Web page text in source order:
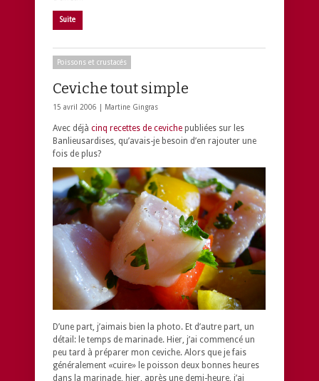
Suite
Poissons et crustacés
Ceviche tout simple
15 avril 2006 | Martine Gingras
Avec déjà cinq recettes de ceviche publiées sur les
Banlieusardises, qu’avais-je besoin d’en rajouter une
fois de plus?
D’une part, j’aimais bien la photo. Et d’autre part, un
détail: le temps de marinade. Hier, j’ai commencé un
peu tard à préparer mon ceviche. Alors que je fais
généralement «cuire» le poisson deux bonnes heures
dans la marinade, hier, après une demi-heure, j’ai